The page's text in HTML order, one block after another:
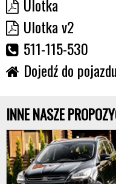
Ulotka
Ulotka v2
511-115-530
Dojedź do pojazdu
INNE NASZE